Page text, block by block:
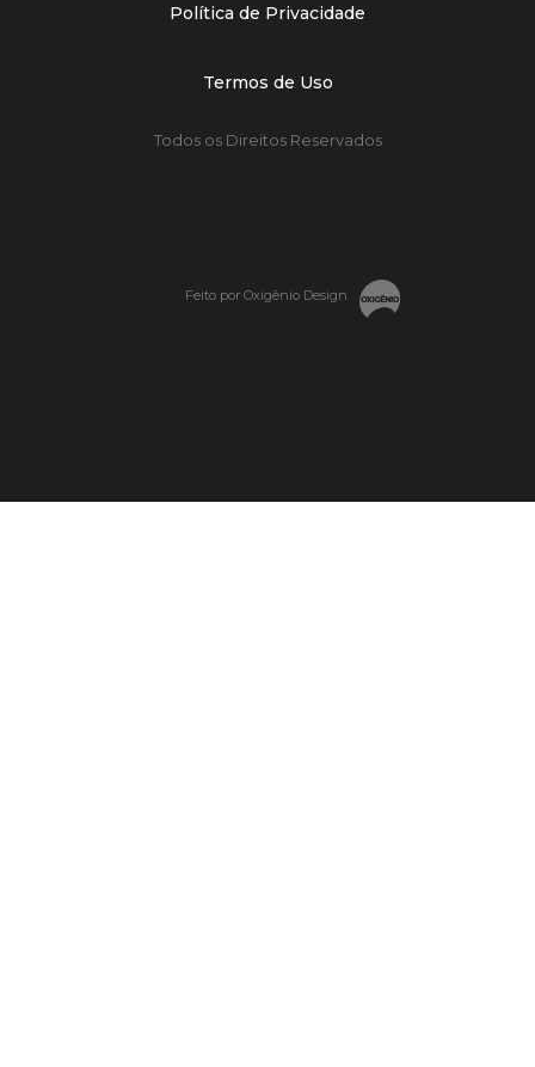
Política de Privacidade
Termos de Uso
Todos os Direitos Reservados
Feito por Oxigênio Design